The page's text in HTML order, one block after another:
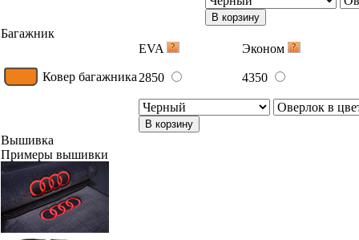
В корзину
Багажник
EVA
Эконом
Ковер багажника 2850 4350
В корзину
Вышивка
Примеры вышивки